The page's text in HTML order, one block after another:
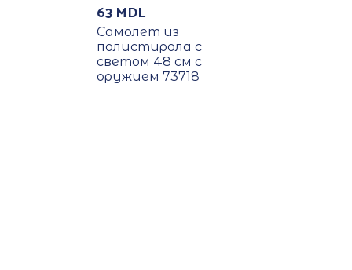
63 MDL
Самолет из
полистирола с
светом 48 см с
оружием 73718